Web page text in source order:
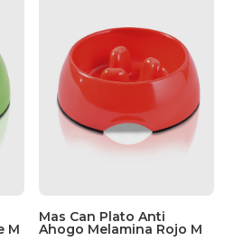
M
Mas Can Plato Anti
Ahogo Melamina Rojo M